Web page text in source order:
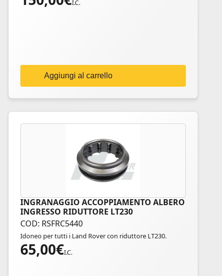
I.C.
Aggiungi al carrello
INGRANAGGIO ACCOPPIAMENTO ALBERO
INGRESSO RIDUTTORE LT230
COD: RSFRC5440
Idoneo per tutti i Land Rover con riduttore LT230.
65,00€I.C.